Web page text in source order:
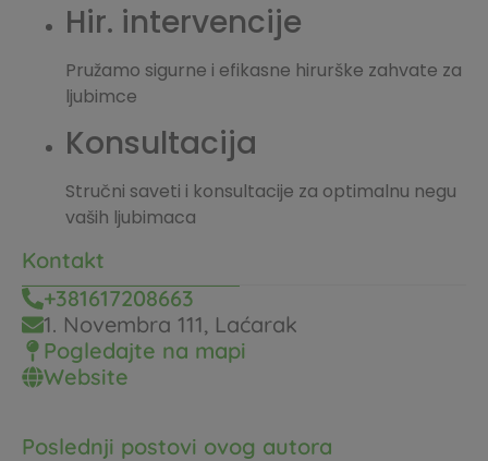
Hir. intervencije
Pružamo sigurne i efikasne hirurške zahvate za
ljubimce
Konsultacija
Stručni saveti i konsultacije za optimalnu negu
vaših ljubimaca
Kontakt
+381617208663
1. Novembra 111, Laćarak
Pogledajte na mapi
Website
Poslednji postovi ovog autora